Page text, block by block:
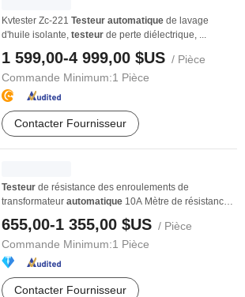
Kvtester Zc-221 Testeur automatique de lavage
d'huile isolante, testeur de perte diélectrique, ...
1 599,00-4 999,00 $US / Pièce
Commande Minimum:1 Pièce
Contacter Fournisseur
Testeur de résistance des enroulements de
transformateur automatique 10A Mètre de résistance
655,00-1 355,00 $US / Pièce
Commande Minimum:1 Pièce
Contacter Fournisseur